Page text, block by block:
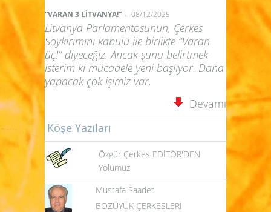
“VARAN 3 LİTVANYA!” - 08/12/2025
Litvanya Parlamentosunun, Çerkes
Soykırımını kabulü ile birlikte “Varan
üç!” diyeceğiz. Ancak şunu belirtmek
isterim ki mücadele yeni başlıyor. Daha
yapacak çok işimiz var.
Devamı
Köşe Yazıları
Özgür Çerkes EDİTÖR'DEN
Yolumuz
Mustafa Saadet
BOZÜYÜK ÇERKESLERİ